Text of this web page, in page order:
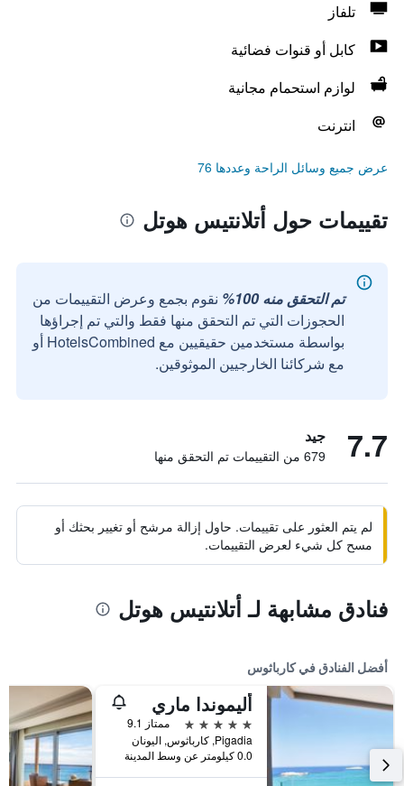
تلفاز
كابل أو قنوات فضائية
لوازم استحمام مجانية
انترنت
عرض جميع وسائل الراحة وعددها 76
تقييمات حول أتلانتيس هوتل
تم التحقق منه 100%
نقوم بجمع وعرض التقييمات من
الحجوزات التي تم التحقق منها فقط والتي تم إجراؤها
بواسطة مستخدمين حقيقيين مع HotelsCombined أو
مع شركائنا الخارجيين الموثوقين.
7.7 جيد
679 من التقييمات تم التحقق منها
لم يتم العثور على تقييمات. حاول إزالة مرشح أو تغيير بحثك أو
مسح كل شيء لعرض التقييمات.
فنادق مشابهة لـ أتلانتيس هوتل
أفضل الفنادق في كارباثوس
أليموندا ماري
5 نجوم
ممتاز 9.1
Pigadia, كارباثوس, اليونان
0.0 كيلومتر عن وسط المدينة